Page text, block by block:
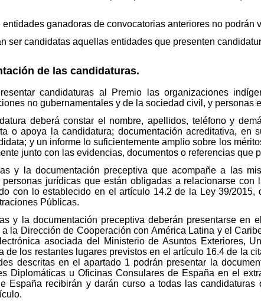
ganadoras de convocatorias anteriores no podrán
ser candidatas aquellas entidades que presenten
de las candidaturas.
candidaturas al Premio las organizaciones
no gubernamentales y de la sociedad civil, y personas
deberá constar el nombre, apellidos, teléfono y
o apoya la candidatura; documentación acreditativa,
y un informe lo suficientemente amplio sobre los
junto con las evidencias, documentos o referencias que
y la documentación preceptiva que acompañe a las
jurídicas que están obligadas a relacionarse
con lo establecido en el artículo 14.2 de la Ley 39/
Públicas.
y la documentación preceptiva deberán presentarse en
la Dirección de Cooperación con América Latina y el
asociada del Ministerio de Asuntos Exteriores,
de los restantes lugares previstos en el artículo 16.4 de la
descritas en el apartado 1 podrán presentar la
Diplomáticas u Oficinas Consulares de España en el
España recibirán y darán curso a todas las